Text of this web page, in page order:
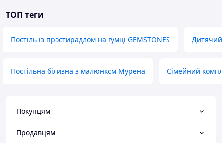
ТОП теги
Постіль із простирадлом на гумці GEMSTONES Дитячий
Постільна білизна з малюнком Мурена Сімейний
Покупцям
Продавцям